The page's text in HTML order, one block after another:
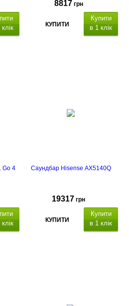
8817 грн
КУПИТИ
Купити
в 1 клік
Go 4
Саундбар Hisense AX5140Q
19317 грн
КУПИТИ
Купити
в 1 клік